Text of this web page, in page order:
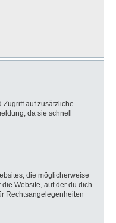
auf zusätzliche
da sie schnell
die möglicherweise
Website, auf der du dich
Rechtsangelegenheiten